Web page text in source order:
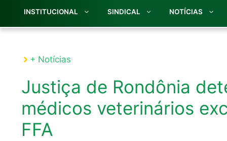
INSTITUCIONAL SINDICAL NOTÍCIAS
+ Notícias
Justiça de Rondônia
médicos veterinários
FFA